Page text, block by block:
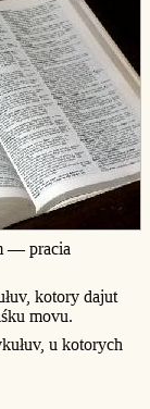
— pracia
kotory dajut
movu.
u kotorych